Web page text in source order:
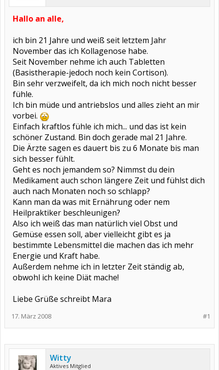
Hallo an alle,
ich bin 21 Jahre und weiß seit letztem Jahr
November das ich Kollagenose habe.
Seit November nehme ich auch Tabletten
(Basistherapie-jedoch noch kein Cortison).
Bin sehr verzweifelt, da ich mich noch nicht besser
fühle.
Ich bin müde und antriebslos und alles zieht an mir
vorbei.
Einfach kraftlos fühle ich mich... und das ist kein
schöner Zustand. Bin doch gerade mal 21 Jahre.
Die Ärzte sagen es dauert bis zu 6 Monate bis man
sich besser fühlt.
Geht es noch jemandem so? Nimmst du dein
Medikament auch schon längere Zeit und fühlst dich
auch nach Monaten noch so schlapp?
Kann man da was mit Ernährung oder nem
Heilpraktiker beschleunigen?
Also ich weiß das man natürlich viel Obst und
Gemüse essen soll, aber vielleicht gibt es ja
bestimmte Lebensmittel die machen das ich mehr
Energie und Kraft habe.
Außerdem nehme ich in letzter Zeit ständig ab,
obwohl ich keine Diät mache!
Liebe Grüße schreibt Mara
#1
17. März 2008
Witty
Aktives Mitglied